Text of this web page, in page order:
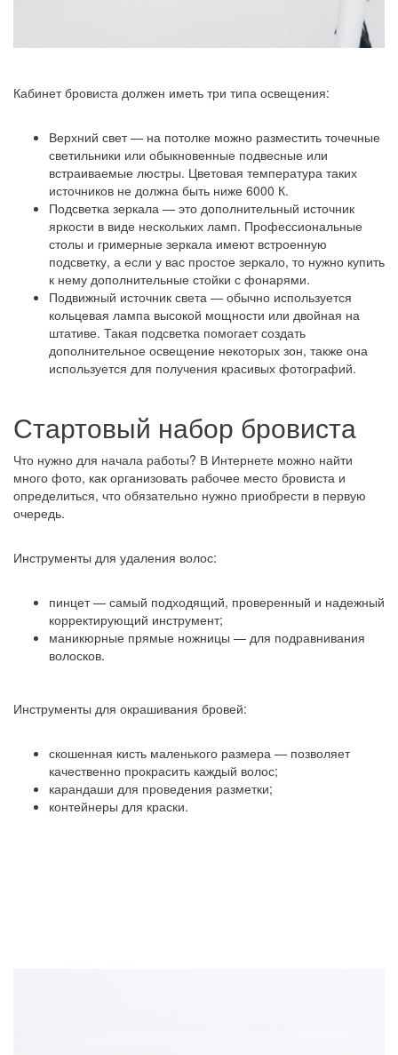
Кабинет бровиста должен иметь три типа освещения:
Верхний свет — на потолке можно разместить точечные
светильники или обыкновенные подвесные или
встраиваемые люстры. Цветовая температура таких
источников не должна быть ниже 6000 К.
Подсветка зеркала — это дополнительный источник
яркости в виде нескольких ламп. Профессиональные
столы и гримерные зеркала имеют встроенную
подсветку, а если у вас простое зеркало, то нужно купить
к нему дополнительные стойки с фонарями.
Подвижный источник света — обычно используется
кольцевая лампа высокой мощности или двойная на
штативе. Такая подсветка помогает создать
дополнительное освещение некоторых зон, также она
используется для получения красивых фотографий.
Стартовый набор бровиста
Что нужно для начала работы? В Интернете можно найти
много фото, как организовать рабочее место бровиста и
определиться, что обязательно нужно приобрести в первую
очередь.
Инструменты для удаления волос:
пинцет — самый подходящий, проверенный и надежный
корректирующий инструмент;
маникюрные прямые ножницы — для подравнивания
волосков.
Инструменты для окрашивания бровей:
скошенная кисть маленького размера — позволяет
качественно прокрасить каждый волос;
карандаши для проведения разметки;
контейнеры для краски.